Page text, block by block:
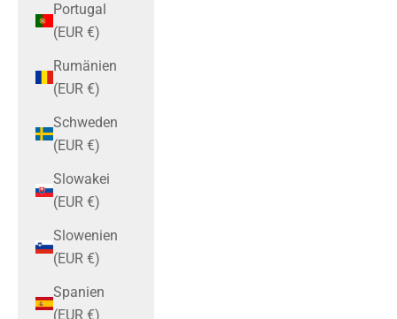
Portugal
(EUR €)
Rumänien
(EUR €)
Schweden
(EUR €)
Slowakei
(EUR €)
Slowenien
(EUR €)
Spanien
(EUR €)